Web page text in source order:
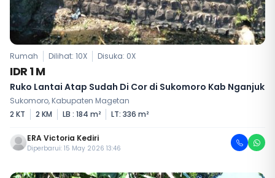
Rumah Dilihat: 10X Disuka: 0X
IDR 1 M
Ruko Lantai Atap Sudah Di Cor di Sukomoro Kab Nganjuk
Sukomoro, Kabupaten Magetan
2 KT
2 KM LB : 184 m² LT: 336 m²
ERA Victoria Kediri
Diperbarui: 15 May 2026 13:46